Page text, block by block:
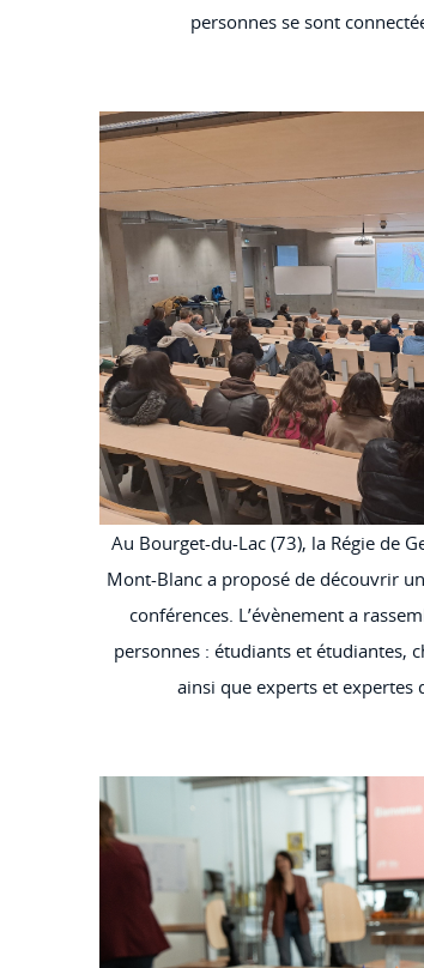
personnes se sont
Au Bourget-du-Lac (73), la Régie de
Mont-Blanc a proposé de découvrir
conférences. L’évènement a
personnes : étudiants et étudiantes,
ainsi que experts et expertes